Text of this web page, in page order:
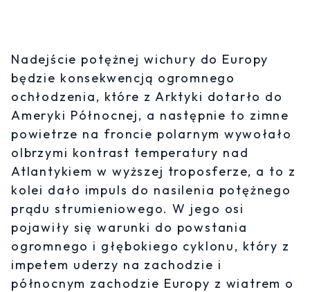
Nadejście potężnej wichury do Europy
będzie konsekwencją ogromnego
ochłodzenia, które z Arktyki dotarło do
Ameryki Północnej, a następnie to zimne
powietrze na froncie polarnym wywołało
olbrzymi kontrast temperatury nad
Atlantykiem w wyższej troposferze, a to z
kolei dało impuls do nasilenia potężnego
prądu strumieniowego. W jego osi
pojawiły się warunki do powstania
ogromnego i głębokiego cyklonu, który z
impetem uderzy na zachodzie i
północnym zachodzie Europy z wiatrem o